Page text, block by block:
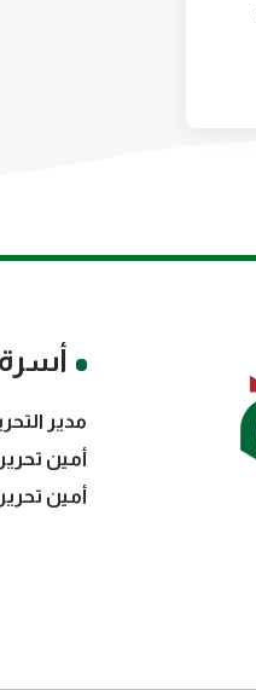
أسرة
مدير
أمين
أمين